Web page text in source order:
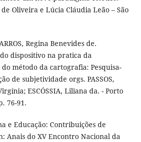
Oliveira e Lúcia Cláudia Leão – São
Regina Benevides de.
dispositivo na pratica da
método da cartografia: Pesquisa-
de subjetividade orgs. PASSOS,
ESCÓSSIA, Liliana da. - Porto
76-91.
e Educação: Contribuições de
Anais do XV Encontro Nacional da